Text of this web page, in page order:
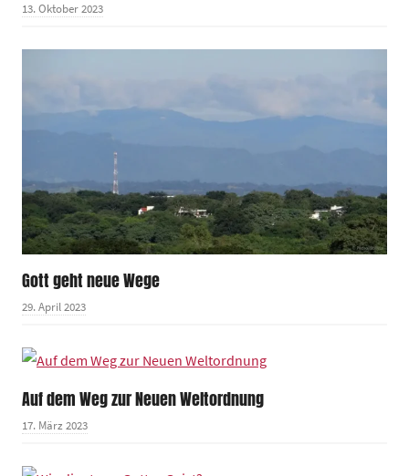
13. Oktober 2023
Gott geht neue Wege
29. April 2023
Auf dem Weg zur Neuen Weltordnung
17. März 2023